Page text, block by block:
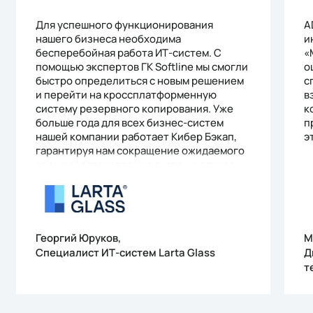
Для успешного функционирования
нашего бизнеса необходима
бесперебойная работа ИТ-систем. С
помощью экспертов ГК Softline мы смогли
быстро определиться с новым решением
и перейти на кроссплатформенную
систему резервного копирования. Уже
больше года для всех бизнес-систем
нашей компании работает Кибер Бэкап,
гарантируя нам сокращение ожидаемого
данных резервных копий. Кроме того,
функционал миграции, заложенный в
потери данных перейти на новую
российскую платформу виртуализации
так же, как из виртуальной среды
Георгий Юруков,
Специалист ИТ-систем Larta Glass